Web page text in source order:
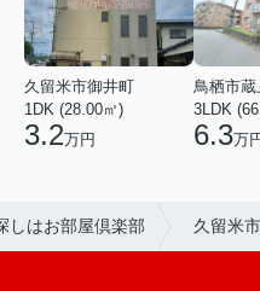
久留米市御井町
1DK (28.00㎡)
3.2万円
鳥栖市蔵
3LDK
6.3万
しはお部屋倶楽部 久留米